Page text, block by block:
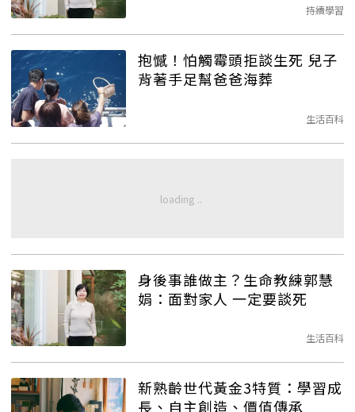
持續學習
抱憾！怕觸霉頭拒談生死 兒子
背著手足幫爸爸海葬
生活百科
身後事誰做主？生命教練郭慧
娟：面對家人 一定要談死
生活百科
新熟齡世代黃金3特質：學習成
長、自主創造、價值傳承